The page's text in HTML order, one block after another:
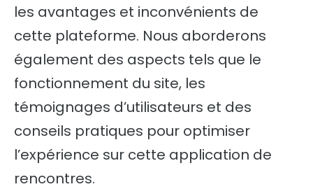
les avantages et inconvénients de
cette plateforme. Nous aborderons
également des aspects tels que le
fonctionnement du site, les
témoignages d’utilisateurs et des
conseils pratiques pour optimiser
l’expérience sur cette application de
rencontres.